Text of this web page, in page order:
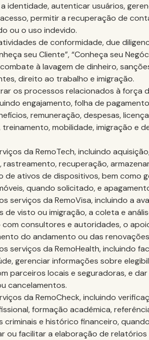
identidade, autenticar usuários,
permitir a recuperação de
ou o uso indevido.
de conformidade, due
seu Cliente”, “Conheça seu
à lavagem de dinheiro,
direito ao trabalho e imigração.
os processos relacionados à força
engajamento, folha de
remuneração, despesas,
treinamento, mobilidade, imigração e
da RemoTech, incluindo
rastreamento, recuperação,
de ativos de dispositivos, bem como
quando solicitado, e
serviços da RemoVisa, incluindo a
de visto ou imigração, a coleta e
consultores e autoridades, o
do andamento ou das
serviços da RemoHealth, incluindo
gerenciar informações sobre
parceiros locais e seguradoras, e
cancelamentos.
da RemoCheck, incluindo
formação acadêmica,
criminais e histórico financeiro,
ou facilitar a elaboração de